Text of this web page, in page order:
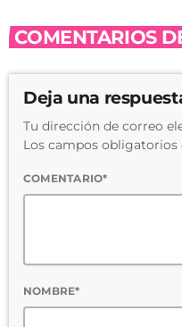
COMENTARIOS
Deja una
Tu dirección de correo
Los campos obligatorios
COMENTARIO*
NOMBRE*